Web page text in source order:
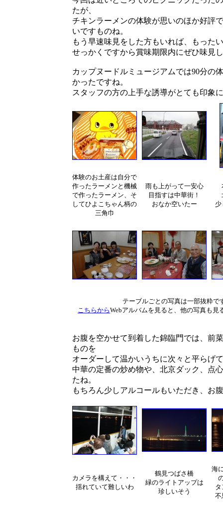
たが、
チキンラーメンの体験が思いのほか好評
いですものね。
もう早速味見をした方もいれば、もった
せっかくですから賞味期限内にぜひ味見
カップヌードルミュージアムでは90分の
かったですね。
スタッフの方の上手な誘導がとても印象
体験のお土産は自分で
作ったラーメンと機械
で作ったラーメン、そ
してひよこちゃん柄の
三角巾
雨も上がって一安心
目指すは中華街！
おなか空いたー
テーブルごとの写真は一部抜粋で
こちらからWebアルバムを見ると、他の写真も見
お腹を空かせて到着した錦臨門では、前
ものを
オーダーして温かいうちに次々と平らげ
中華の定番の炒め物や、北京ダック、点
たね。
もちろん少しアルコールもいただき、お
カメラを構えて・・・
揺れていて難しいわ
鶴見つばさ橋
緑のライトアップは
珍しいそう
海
不